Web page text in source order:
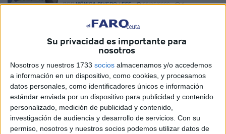
Su privacidad es importante para
nosotros
Nosotros y nuestros 1733 socios almacenamos y/o accedemos
a información en un dispositivo, como cookies, y procesamos
datos personales, como identificadores únicos e información
estándar enviada por un dispositivo para publicidad y contenido
personalizado, medición de publicidad y contenido,
investigación de audiencia y desarrollo de servicios. Con su
permiso, nosotros y nuestros socios podemos utilizar datos de
POR MÓNICA RIVERO / EFE 29/05/2023 1
Falsas promesas por redes sociales, el nuevo
POR MÓNICA RIVERO / EFE 27/05/2023 1
El Salón Internacional de la Edición y del Libro
reunirá a 737 expositores de 51 países
POR MÓNICA RIVERO / EFE 27/05/2023 0